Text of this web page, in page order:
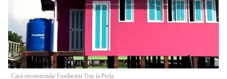
Casa reconstruida/ Fundación Tras la Perla.